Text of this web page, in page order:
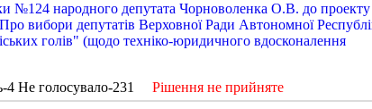
№124 народного депутата Чорноволенка О.В. до проекту
вибори депутатів Верховної Ради Автономної
голів" (щодо техніко-юридичного вдосконалення
Не голосувало-231
Рішення не прийняте